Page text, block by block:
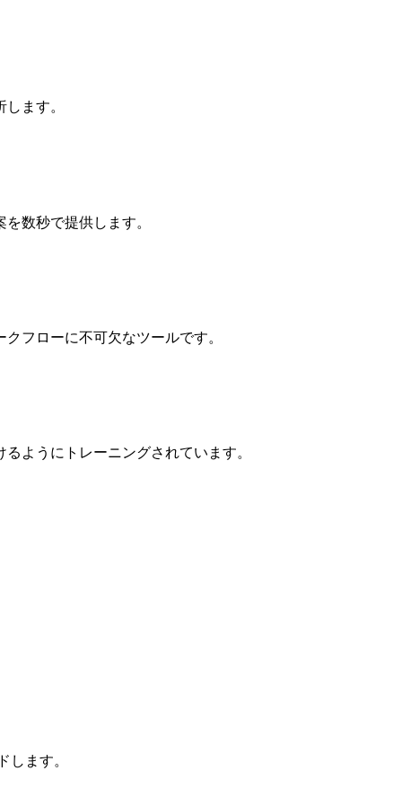
ます。
数秒で提供します。
フローに不可欠なツールです。
ようにトレーニングされています。
します。